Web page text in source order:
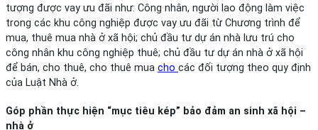
tượng được vay ưu đãi như: Công nhân, người lao động làm việc
trong các khu công nghiệp được vay ưu đãi từ Chương trình để
mua, thuê mua nhà ở xã hội; chủ đầu tư dự án nhà lưu trú cho
công nhân khu công nghiệp thuê; chủ đầu tư dự án nhà ở xã hội
để bán, cho thuê, cho thuê mua cho các đối tượng theo quy định
của Luật Nhà ở.
Góp phần thực hiện “mục tiêu kép” bảo đảm an sinh xã hội –
nhà ở